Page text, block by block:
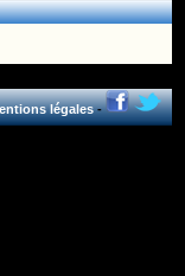
légales-